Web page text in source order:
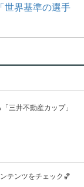
世界基準の選手
三井不動産カップ」
テンツをチェック🏀